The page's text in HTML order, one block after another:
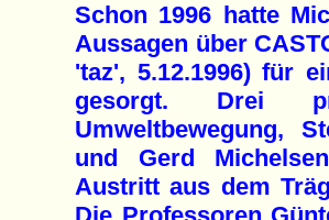
Schon 1996 hatte
Aussagen über
'taz', 5.12.1996) für
gesorgt. Drei
Umweltbewegung,
und Gerd
Austritt aus dem